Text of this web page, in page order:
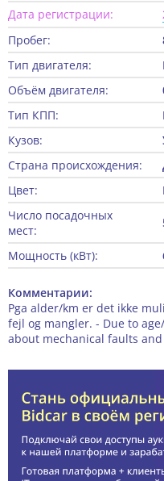
Дата регистрации:
Пробег:
Тип двигателя:
Объём двигателя:
Тип КПП:
Кузов:
Страна происхождения:
Цвет:
Число посадочных
мест:
Мощность (кВт):
Комментарии:
Pga alder/km er det ikke
fejl og mangler. - Due to
about mechanical faults